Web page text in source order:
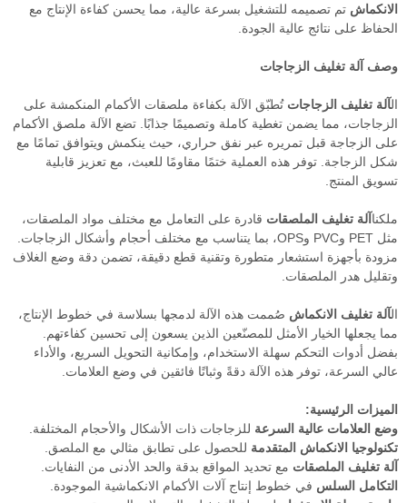
الانكماش تم تصميمه للتشغيل بسرعة عالية، مما يحسن كفاءة الإنتاج مع
الحفاظ على نتائج عالية الجودة.
وصف آلة تغليف الزجاجات
الآلة تغليف الزجاجات تُطبّق الآلة بكفاءة ملصقات الأكمام المنكمشة على
الزجاجات، مما يضمن تغطية كاملة وتصميمًا جذابًا. تضع الآلة ملصق الأكمام
على الزجاجة قبل تمريره عبر نفق حراري، حيث ينكمش ويتوافق تمامًا مع
شكل الزجاجة. توفر هذه العملية ختمًا مقاومًا للعبث، مع تعزيز قابلية
تسويق المنتج.
ملكنا آلة تغليف الملصقات قادرة على التعامل مع مختلف مواد الملصقات،
مثل PET وPVC وOPS، بما يتناسب مع مختلف أحجام وأشكال الزجاجات.
مزودة بأجهزة استشعار متطورة وتقنية قطع دقيقة، تضمن دقة وضع الغلاف
وتقليل هدر الملصقات.
الآلة تغليف الانكماش صُممت هذه الآلة لدمجها بسلاسة في خطوط الإنتاج،
مما يجعلها الخيار الأمثل للمصنّعين الذين يسعون إلى تحسين كفاءتهم.
بفضل أدوات التحكم سهلة الاستخدام، وإمكانية التحويل السريع، والأداء
عالي السرعة، توفر هذه الآلة دقةً وثباتًا فائقين في وضع العلامات.
الميزات الرئيسية:
وضع العلامات عالية السرعة للزجاجات ذات الأشكال والأحجام المختلفة.
تكنولوجيا الانكماش المتقدمة للحصول على تطابق مثالي مع الملصق.
آلة تغليف الملصقات مع تحديد المواقع بدقة والحد الأدنى من النفايات.
التكامل السلس في خطوط إنتاج آلات الأكمام الانكماشية الموجودة.